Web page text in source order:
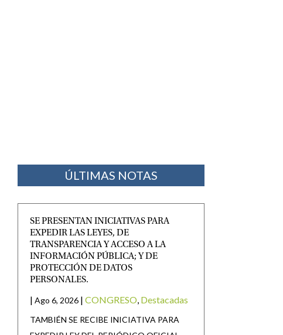
ÚLTIMAS NOTAS
SE PRESENTAN INICIATIVAS PARA
EXPEDIR LAS LEYES, DE
TRANSPARENCIA Y ACCESO A LA
INFORMACIÓN PÚBLICA; Y DE
PROTECCIÓN DE DATOS
PERSONALES.
| Ago 6, 2026 | CONGRESO, Destacadas
TAMBIÉN SE RECIBE INICIATIVA PARA